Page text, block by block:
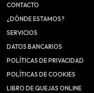
CONTACTO
¿DÓNDE ESTAMOS?
SERVICIOS
DATOS BANCARIOS
POLÍTICAS DE PRIVACIDAD
POLÍTICAS DE COOKIES
LIBRO DE QUEJAS ONLINE